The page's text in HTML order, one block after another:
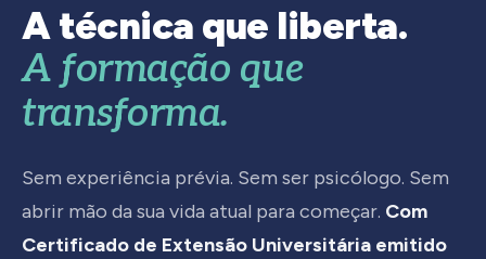
A técnica que liberta.
A formação que
transforma.
Sem experiência prévia. Sem ser psicólogo. Sem
abrir mão da sua vida atual para começar. Com
Certificado de Extensão Universitária emitido